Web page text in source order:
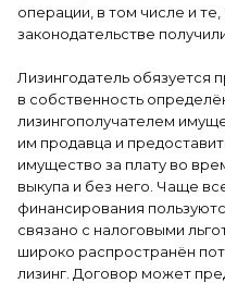
операции, в том числе и
законодательстве
Лизингодатель обязуется
в собственность
лизингополучателем
им продавца и
имущество за плату во
выкупа и без него. Чаще
финансирования
связано с налоговыми
широко распространён
лизинг. Договор может